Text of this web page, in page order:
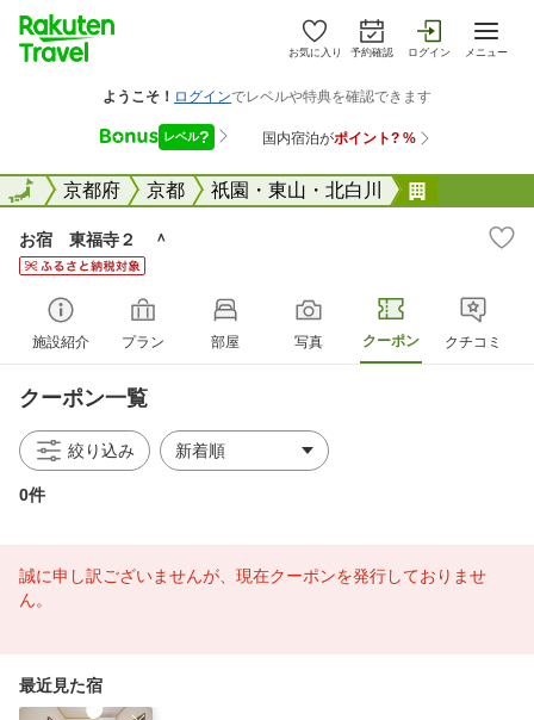
お気に入り 予約確認 ログイン メニュー
全国京都府 京都 祇園・東山・北白川
全国
お宿 東福寺２ ＾
施設紹介 プラン 部屋 写真 クーポン クチコミ
クーポン一覧
絞り込み
0件
誠に申し訳ございませんが、現在クーポンを発行しておりませ
ん。
最近見た宿